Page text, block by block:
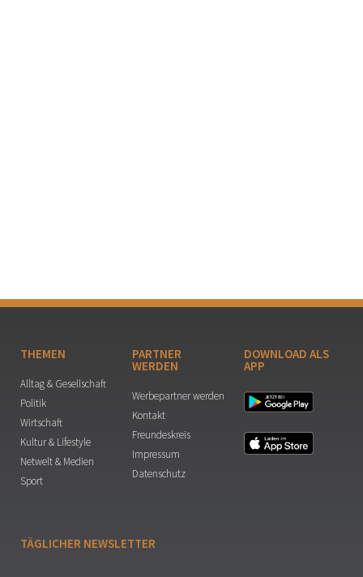
THEMEN
Alltag & Gesellschaft
Politik
Wirtschaft
Kultur & Lifestyle
Netwelt & Medien
Sport
PARTNER
WERDEN
Werbepartner werden
Kontakt
Freundeskreis
Impressum
Datenschutz
DOWNLOAD ALS
APP
TÄGLICHER NEWSLETTER